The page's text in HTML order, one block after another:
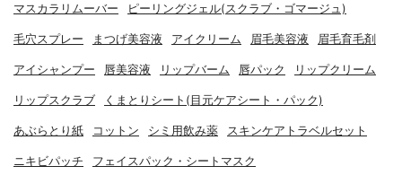
マスカラリムーバー ピーリングジェル(スクラブ・ゴマージュ)
毛穴スプレー まつげ美容液 アイクリーム 眉毛美容液 眉毛育毛剤
アイシャンプー 唇美容液 リップバーム 唇パック リップクリーム
リップスクラブ くまとりシート(目元ケアシート・パック)
あぶらとり紙 コットン シミ用飲み薬 スキンケアトラベルセット
ニキビパッチ フェイスパック・シートマスク